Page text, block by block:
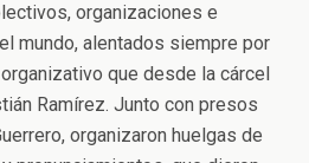
organizaciones e
mundo, alentados siempre por
que desde la cárcel
Ramírez. Junto con presos
organizaron huelgas de